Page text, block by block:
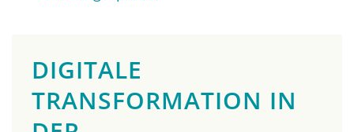
DIGITALE
TRANSFORMATION IN